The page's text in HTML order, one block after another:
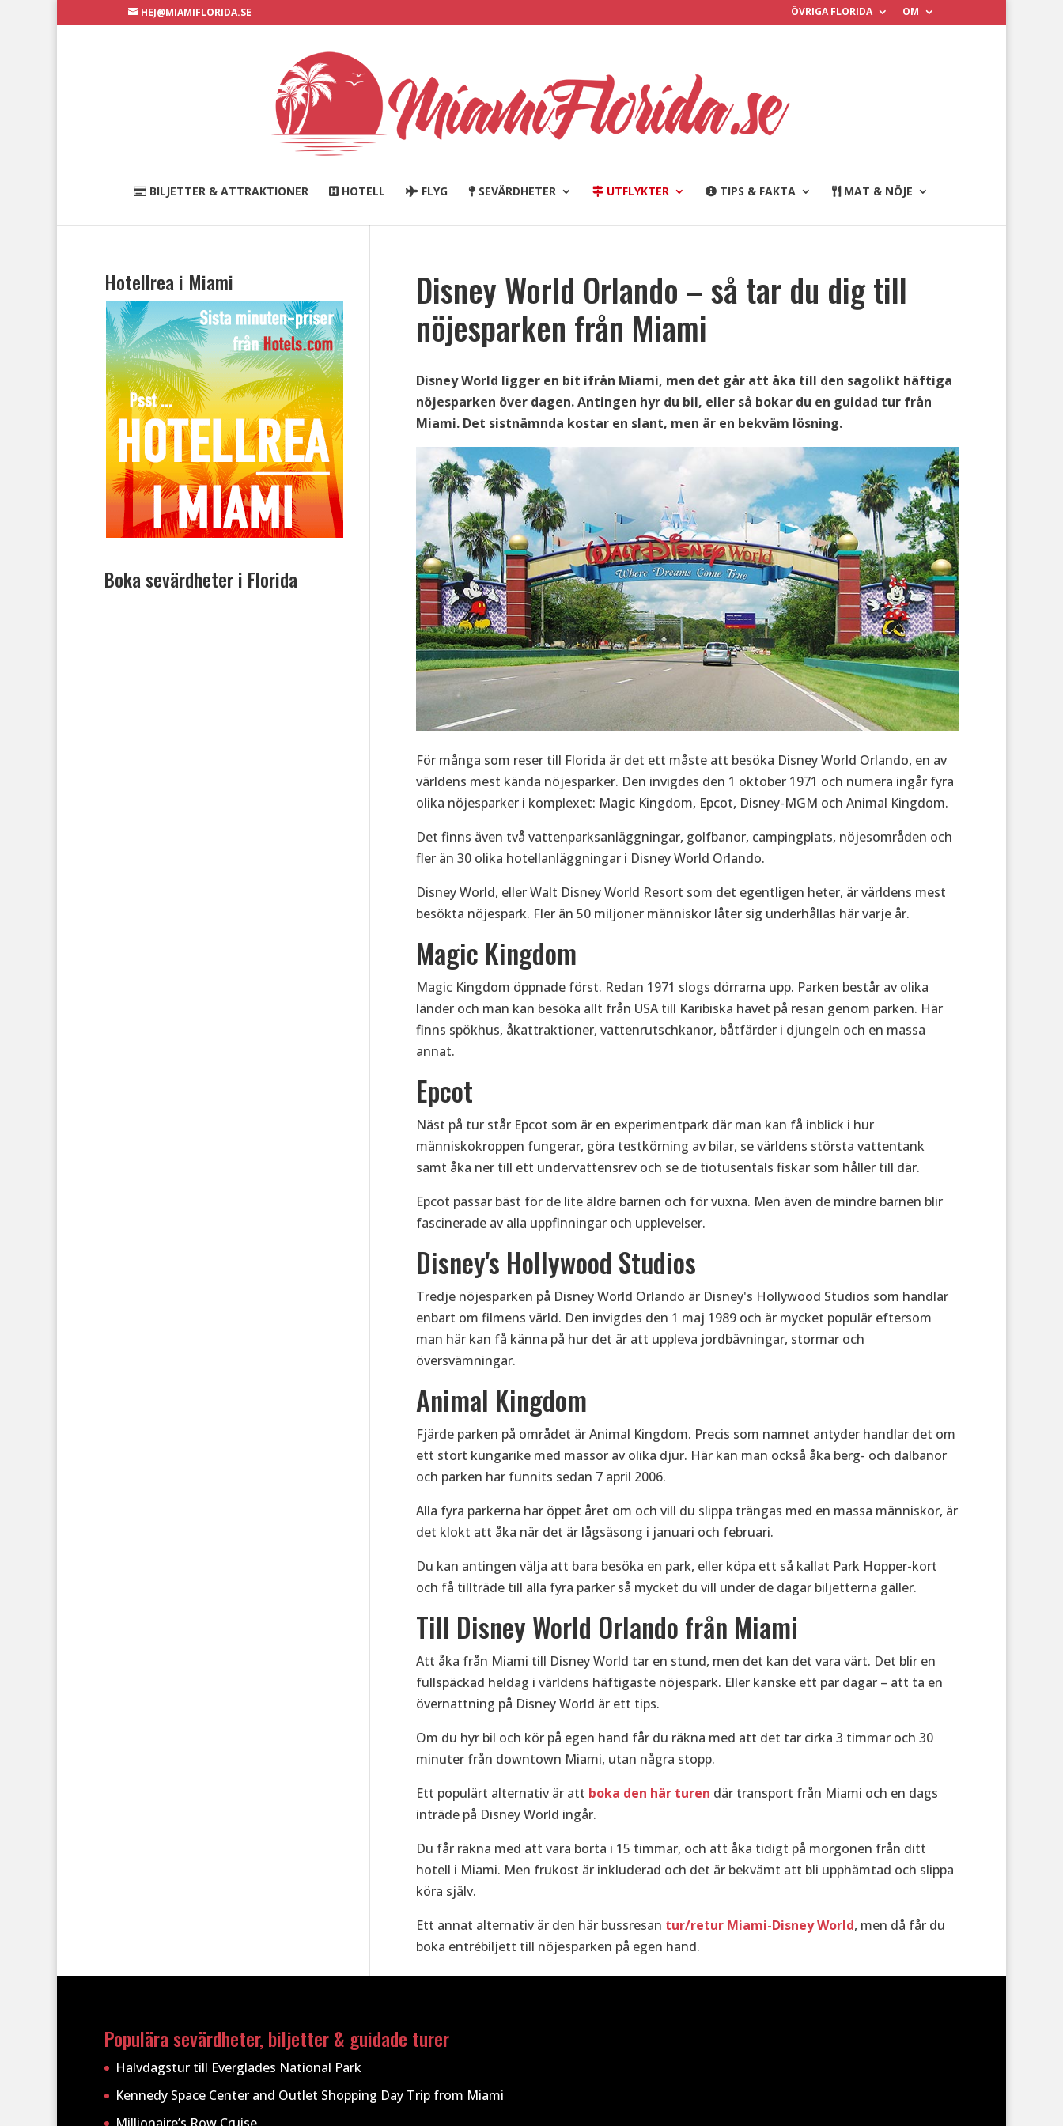
HEJ@MIAMIFLORIDA.SE ÖVRIGA FLORIDA OM
BILJETTER & ATTRAKTIONER HOTELL FLYG SEVÄRDHETER UTFLYKTER TIPS & FAKTA MAT & NÖJE
Disney World Orlando – så tar du dig till
nöjesparken från Miami
Disney World ligger en bit ifrån Miami, men det går att åka till den sagolikt häftiga
nöjesparken över dagen. Antingen hyr du bil, eller så bokar du en guidad tur från
Miami. Det sistnämnda kostar en slant, men är en bekväm lösning.
För många som reser till Florida är det ett måste att besöka Disney World Orlando, en av
världens mest kända nöjesparker. Den invigdes den 1 oktober 1971 och numera ingår fyra
olika nöjesparker i komplexet: Magic Kingdom, Epcot, Disney-MGM och Animal Kingdom.
Det finns även två vattenparksanläggningar, golfbanor, campingplats, nöjesområden och
fler än 30 olika hotellanläggningar i Disney World Orlando.
Disney World, eller Walt Disney World Resort som det egentligen heter, är världens mest
besökta nöjespark. Fler än 50 miljoner människor låter sig underhållas här varje år.
Magic Kingdom
Magic Kingdom öppnade först. Redan 1971 slogs dörrarna upp. Parken består av olika
länder och man kan besöka allt från USA till Karibiska havet på resan genom parken. Här
finns spökhus, åkattraktioner, vattenrutschkanor, båtfärder i djungeln och en massa
annat.
Epcot
Näst på tur står Epcot som är en experimentpark där man kan få inblick i hur
människokroppen fungerar, göra testkörning av bilar, se världens största vattentank
samt åka ner till ett undervattensrev och se de tiotusentals fiskar som håller till där.
Epcot passar bäst för de lite äldre barnen och för vuxna. Men även de mindre barnen blir
fascinerade av alla uppfinningar och upplevelser.
Disney's Hollywood Studios
Tredje nöjesparken på Disney World Orlando är Disney's Hollywood Studios som handlar
enbart om filmens värld. Den invigdes den 1 maj 1989 och är mycket populär eftersom
man här kan få känna på hur det är att uppleva jordbävningar, stormar och
översvämningar.
Animal Kingdom
Fjärde parken på området är Animal Kingdom. Precis som namnet antyder handlar det om
ett stort kungarike med massor av olika djur. Här kan man också åka berg- och dalbanor
och parken har funnits sedan 7 april 2006.
Alla fyra parkerna har öppet året om och vill du slippa trängas med en massa människor, är
det klokt att åka när det är lågsäsong i januari och februari.
Du kan antingen välja att bara besöka en park, eller köpa ett så kallat Park Hopper-kort
och få tillträde till alla fyra parker så mycket du vill under de dagar biljetterna gäller.
Till Disney World Orlando från Miami
Att åka från Miami till Disney World tar en stund, men det kan det vara värt. Det blir en
fullspäckad heldag i världens häftigaste nöjespark. Eller kanske ett par dagar – att ta en
övernattning på Disney World är ett tips.
Om du hyr bil och kör på egen hand får du räkna med att det tar cirka 3 timmar och 30
minuter från downtown Miami, utan några stopp.
Ett populärt alternativ är att boka den här turen där transport från Miami och en dags
inträde på Disney World ingår.
Du får räkna med att vara borta i 15 timmar, och att åka tidigt på morgonen från ditt
hotell i Miami. Men frukost är inkluderad och det är bekvämt att bli upphämtad och slippa
köra själv.
Ett annat alternativ är den här bussresan tur/retur Miami-Disney World, men då får du
boka entrébiljett till nöjesparken på egen hand.
Hotellrea i Miami
Boka sevärdheter i Florida
Populära sevärdheter, biljetter & guidade turer
Halvdagstur till Everglades National Park
Kennedy Space Center and Outlet Shopping Day Trip from Miami